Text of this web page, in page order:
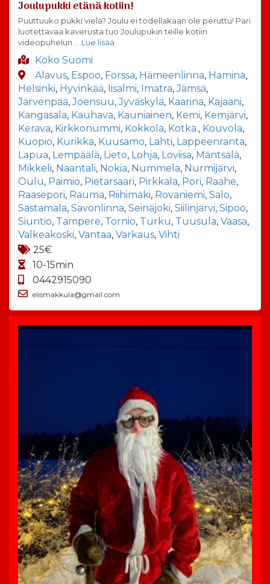
Joulupukki etänä kotiin!
Puuttuuko pukki vielä? Joulu ei todellakaan ole peruttu! Pari
luotettavaa kaverusta tuo Joulupukin teille kotiin
videopuhelun … Lue lisää
Koko Suomi
Alavus, Espoo, Forssa, Hämeenlinna, Hamina,
Helsinki, Hyvinkää, Iisalmi, Imatra,Jämsä,
Järvenpää,Joensuu,Jyväskylä, Kaarina, Kajaani,
Kangasala, Kauhava, Kauniainen, Kemi, Kemjärvi,
Kerava, Kirkkonummi, Kokkola, Kotka., Kouvola,
Kuopio, Kurikka, Kuusamo, Lahti, Lappeenranta,
Lapua, Lempäälä, Lieto, Lohja, Loviisa, Mäntsälä,
Mikkeli, Naantali, Nokia, Nummela, Nurmijärvi,
Oulu, Paimio, Pietarsaari, Pirkkala, Pori, Raahe,
Raasepori, Rauma, Riihimäki, Rovaniemi, Salo,
Sastamala, Savonlinna, Seinäjoki, Siilinjärvi, Sipoo,
Siuntio, Tampere, Tornio, Turku, Tuusula, Vaasa,
Valkeakoski, Vantaa, Varkaus, Vihti
25€
10-15min
0442915090
elismakkula@gmail.com